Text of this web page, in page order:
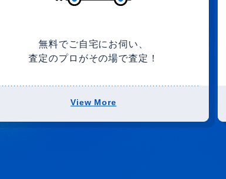
無料でご自宅にお伺い、
査定のプロがその場で査定！
View More